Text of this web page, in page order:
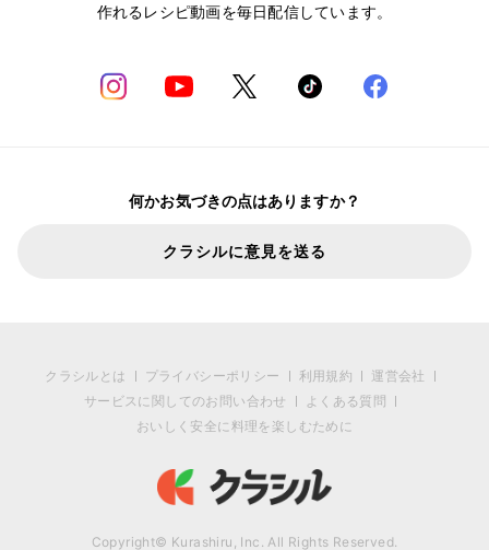
作れるレシピ動画を毎日配信しています。
何かお気づきの点はありますか？
クラシルに意見を送る
クラシルとは プライバシーポリシー 利用規約
運営会社
サービスに関してのお問い合わせ
よくある質問
おいしく安全に料理を楽しむために
Copyright© Kurashiru, Inc. All Rights Reserved.